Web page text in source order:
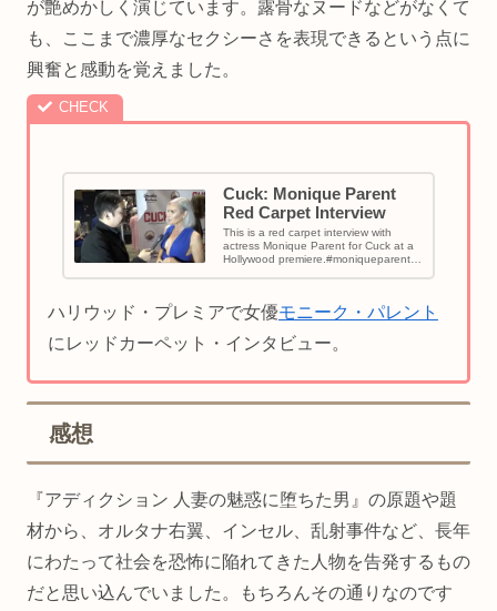
が艶めかしく演じています。露骨なヌードなどがなくて
も、ここまで濃厚なセクシーさを表現できるという点に
興奮と感動を覚えました。
Cuck: Monique Parent
Red Carpet Interview
This is a red carpet interview with
actress Monique Parent for Cuck at a
Hollywood premiere.#moniqueparent
ハリウッド・プレミアで女優モニーク・パレント
にレッドカーペット・インタビュー。
感想
『アディクション 人妻の魅惑に堕ちた男』の原題や題
材から、オルタナ右翼、インセル、乱射事件など、長年
にわたって社会を恐怖に陥れてきた人物を告発するもの
だと思い込んでいました。もちろんその通りなのです